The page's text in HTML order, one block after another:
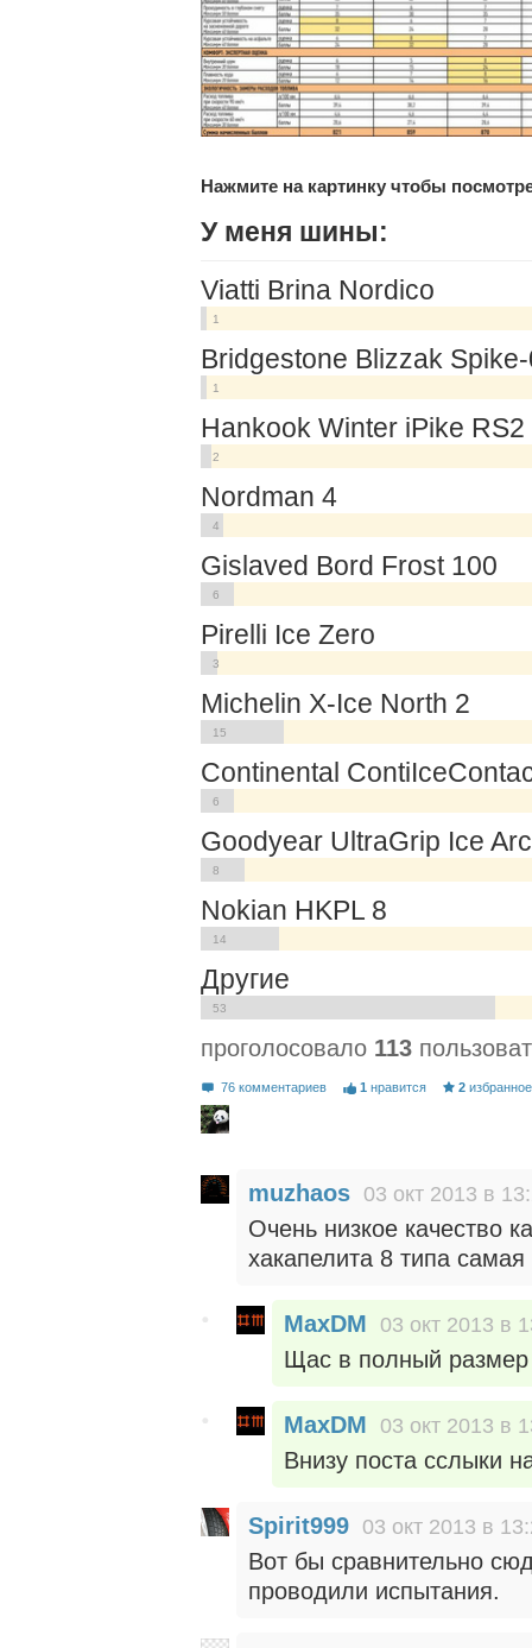
Нажмите на картинку чтобы
У меня шины:
Viatti Brina Nordico
1
Bridgestone Blizzak
1
Hankook Winter iPike RS2
2
Nordman 4
4
Gislaved Bord Frost 100
6
Pirelli Ice Zero
3
Michelin X-Ice North 2
15
Continental
6
Goodyear UltraGrip Ice
8
Nokian HKPL 8
14
Другие
53
проголосовало 113
76 комментариев 1 нравится 2 избранное
muzhaos 03 окт 2013 в
Очень низкое качество
хакапелита 8 типа самая
MaxDM 03 окт 2013 в
Щас в полный
MaxDM 03 окт 2013 в
Внизу поста сслыки
Spirit999 03 окт 2013 в
Вот бы сравнительно
проводили испытания.